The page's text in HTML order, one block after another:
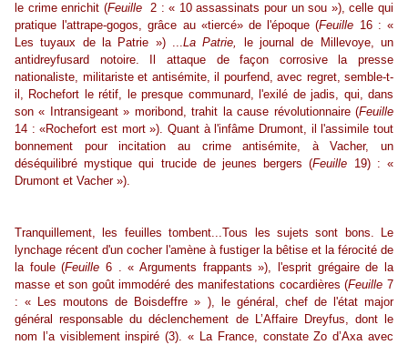
le crime enrichit (Feuille 2 : « 10 assassinats pour un sou »), celle qui
pratique l'attrape-gogos, grâce au «tiercé» de l'époque (Feuille 16 : «
Les tuyaux de la Patrie ») ...La Patrie,
le journal de Millevoye, un
antidreyfusard notoire. Il attaque de façon corrosive la presse
nationaliste, militariste et antisémite, il pourfend, avec regret, semble-t-
il, Rochefort le rétif, le presque communard, l'exilé de jadis, qui, dans
son « Intransigeant » moribond, trahit la cause révolutionnaire (Feuille
14 : «Rochefort est mort »). Quant à l'infâme Drumont, il l'assimile tout
bonnement pour incitation au crime antisémite, à Vacher, un
déséquilibré mystique qui trucide de jeunes bergers (Feuille 19) : «
Drumont et Vacher »).
Tranquillement, les feuilles tombent...Tous les sujets sont bons. Le
lynchage récent d'un cocher l'amène à fustiger la bêtise et la férocité de
la foule (Feuille 6 . « Arguments frappants »), l'esprit grégaire de la
masse et son goût immodéré des manifestations cocardières (Feuille 7
: « Les moutons de Boisdeffre » ), le général, chef de l'état major
général responsable du déclenchement de L’Affaire Dreyfus, dont le
nom l’a visiblement inspiré (3). « La France, constate Zo d’Axa avec